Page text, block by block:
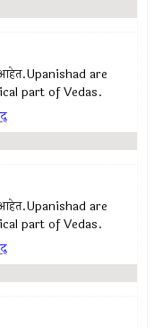
आहेत.Upanishad are
part of Vedas.
आहेत.Upanishad are
part of Vedas.